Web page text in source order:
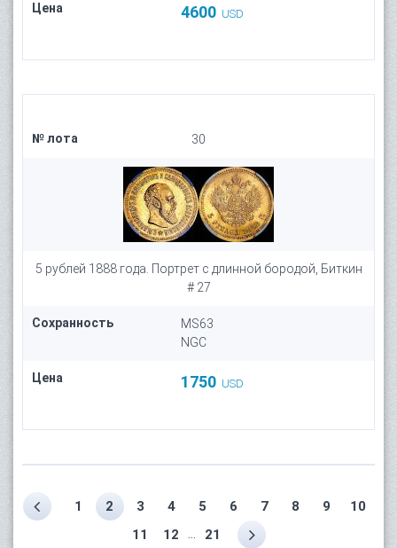
Цена 4600 USD
№ лота 30
5 рублей 1888 года. Портрет с длинной бородой, Биткин
# 27
Сохранность
MS63
NGC
Цена 1750 USD
1 2 3 4 5 6 7 8 9
10
11
12 21